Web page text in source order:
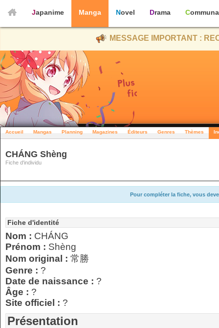
Japanime Manga Novel Drama
MESSAGE IMPORTANT :
Accueil Mangas Planning Magazines Éditeurs Genres Thèmes
CHÁNG Shèng
Fiche d'individu
Pour compléter la fiche, vous
Fiche d'identité
Nom : CHÁNG
Prénom : Shèng
Nom original : 常勝
Genre : ?
Date de naissance : ?
Âge : ?
Site officiel : ?
Présentation